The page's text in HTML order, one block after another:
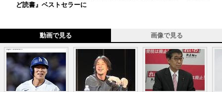
ど読書』ベストセラーに
動画で見る 画像で見る